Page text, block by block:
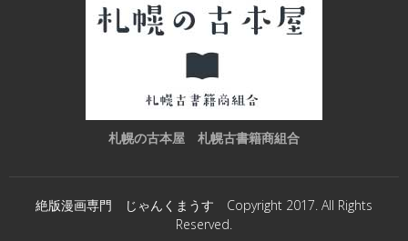
札幌の古本屋 札幌古書籍商組合
絶版漫画専門 じゃんくまうす Copyright 2017. All Rights
Reserved.